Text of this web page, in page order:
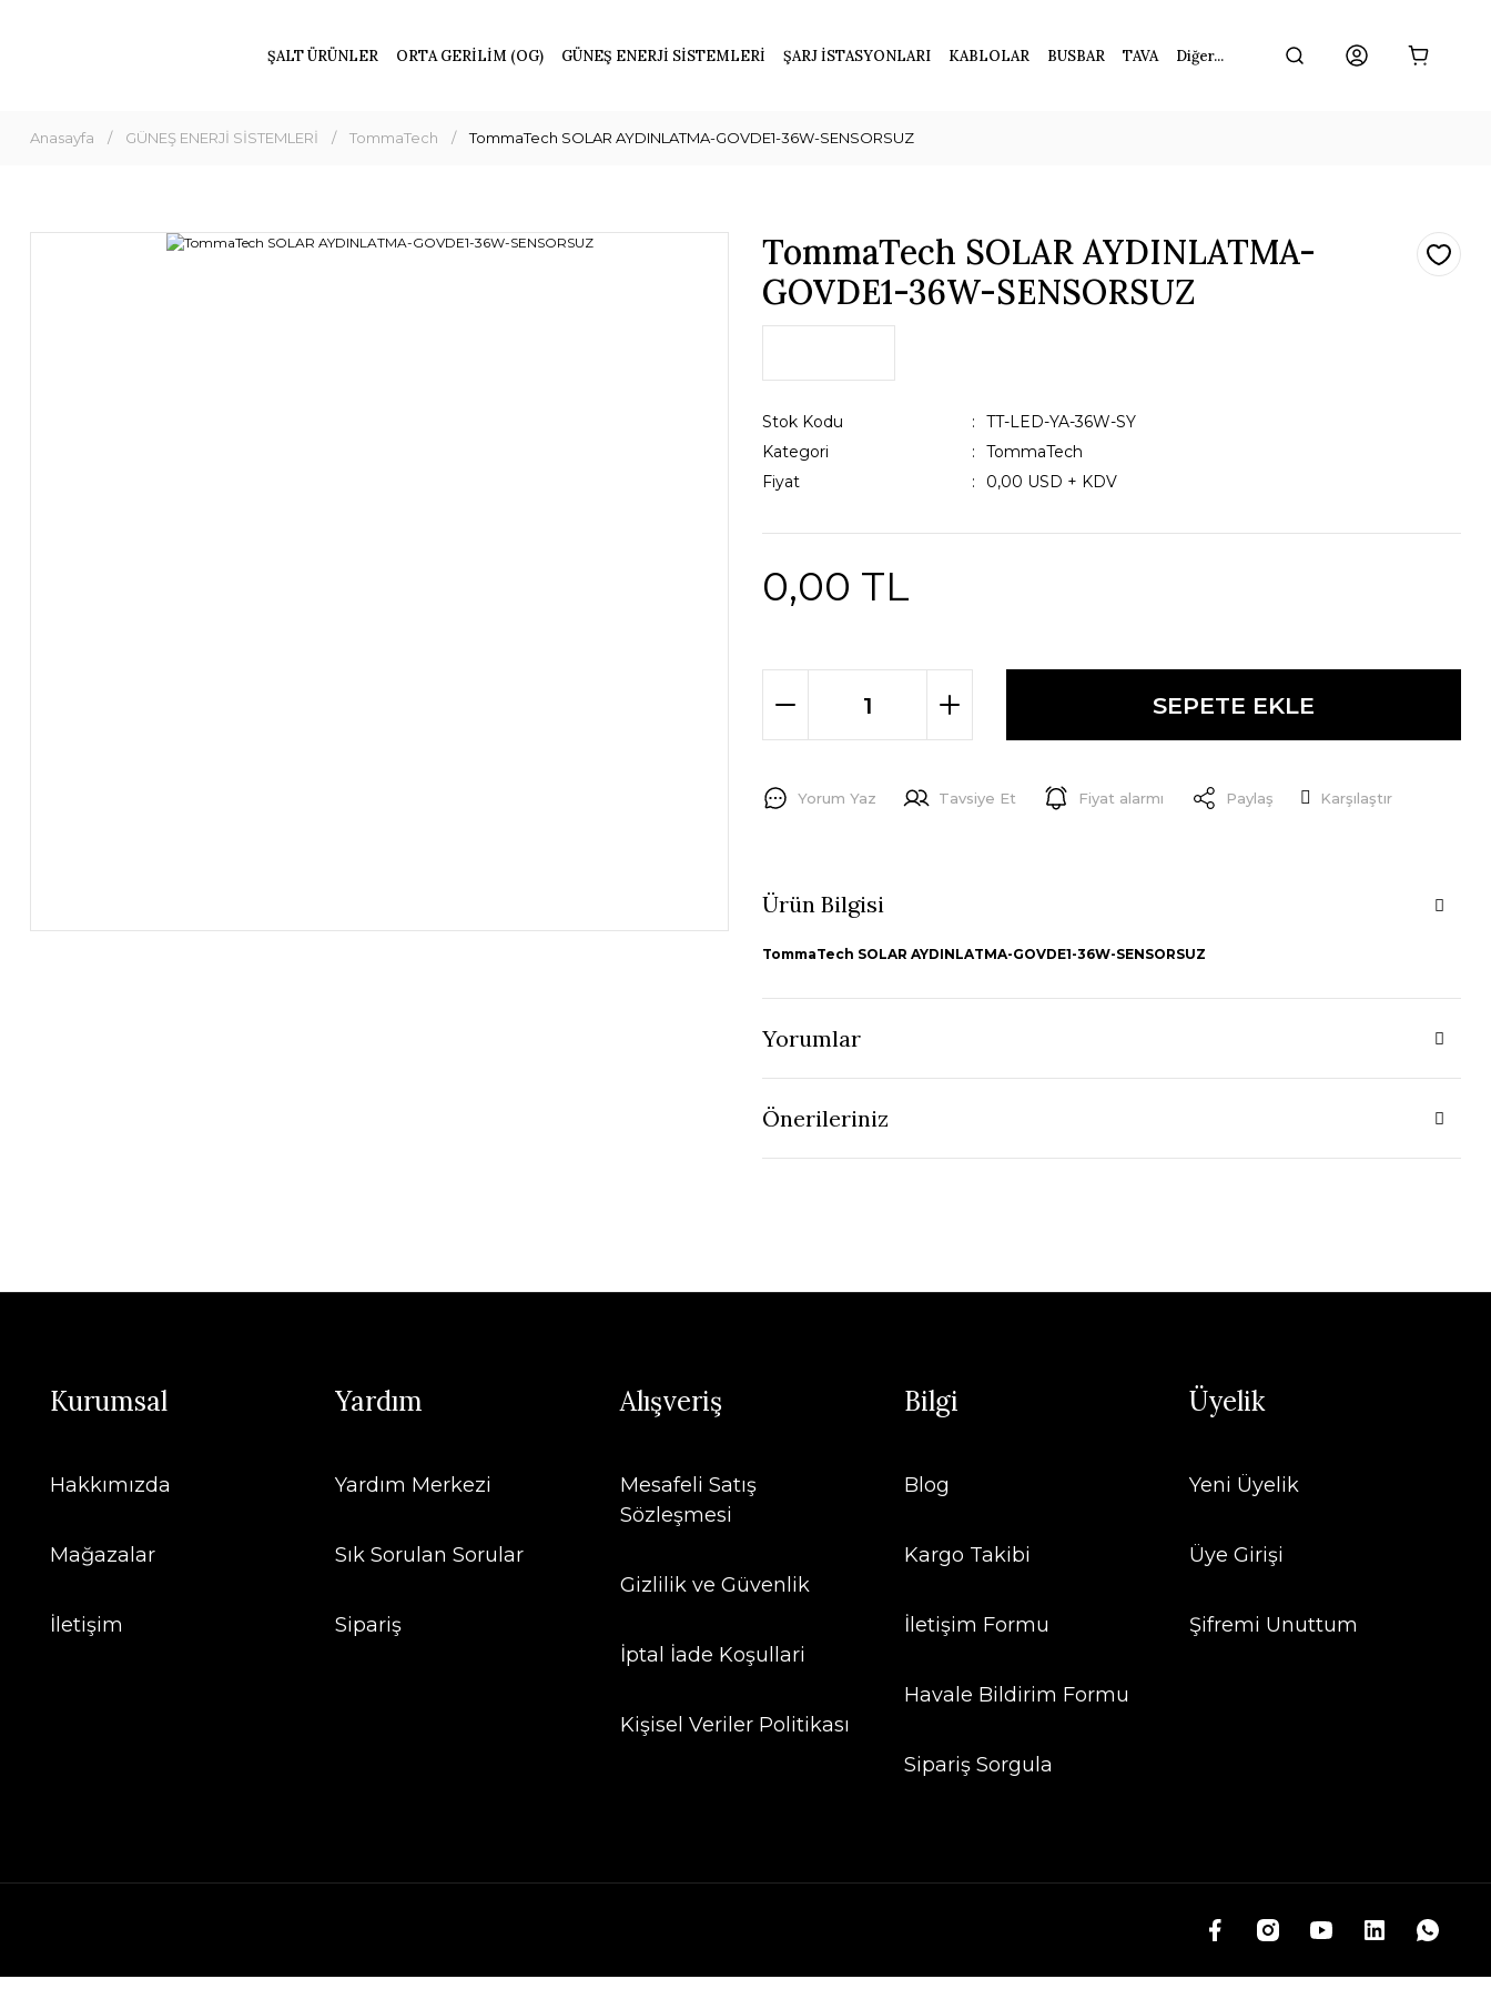
ŞALT ÜRÜNLER ORTA GERİLİM (OG) GÜNEŞ ENERJİ SİSTEMLERİ ŞARJ İSTASYONLARI KABLOLAR BUSBAR TAVA Diğer...
Anasayfa GÜNEŞ ENERJİ SİSTEMLERİ TommaTech TommaTech SOLAR AYDINLATMA-GOVDE1-36W-SENSORSUZ
TommaTech SOLAR AYDINLATMA-
GOVDE1-36W-SENSORSUZ
Stok Kodu
TT-LED-YA-36W-SY
Kategori
TommaTech
Fiyat
0,00 USD + KDV
0,00 TL
SEPETE EKLE
Yorum Yaz Tavsiye Et Fiyat alarmı Paylaş Karşılaştır
Ürün Bilgisi
TommaTech SOLAR AYDINLATMA-GOVDE1-36W-SENSORSUZ
Yorumlar
Önerileriniz
Kurumsal
Hakkımızda
Mağazalar
İletişim
Yardım
Yardım Merkezi
Sık Sorulan Sorular
Sipariş
Alışveriş
Mesafeli Satış
Sözleşmesi
Gizlilik ve Güvenlik
İptal İade Koşullari
Kişisel Veriler Politikası
Bilgi
Blog
Kargo Takibi
İletişim Formu
Havale Bildirim Formu
Sipariş Sorgula
Üyelik
Yeni Üyelik
Üye Girişi
Şifremi Unuttum